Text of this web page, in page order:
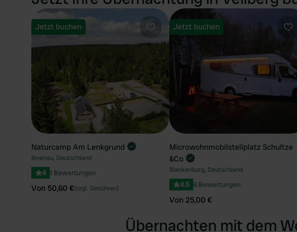
Favorit
Jetzt buchen
Naturcamp Am Lenkgrund
Ilmenau, Deutschland
4 1 Bewertungen
Von 50,60 €(zzgl. Gebühren)
Jetzt buchen
Microwohnmobilstellplatz Schultze
&Co
Blankenburg, Deutschland
4.5 6 Bewertungen
Von 25,00 €
Übernachten mit dem